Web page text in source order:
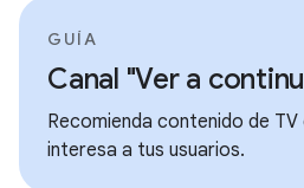
GUÍA
Canal "Ver a
Recomienda contenido de TV
interesa a tus usuarios.